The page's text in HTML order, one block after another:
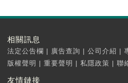
相關訊息
法定公告欄 | 廣告查詢 | 公司介紹 |
版權聲明 | 重要聲明 | 私隱政策 | 聯
友情鏈接